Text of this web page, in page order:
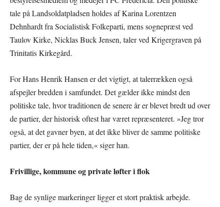
tale på Landsoldatpladsen holdes af Karina Lorentzen
Dehnhardt fra Socialistisk Folkeparti, mens sognepræst ved
Taulov Kirke, Nicklas Buck Jensen, taler ved Krigergraven på
Trinitatis Kirkegård.
For Hans Henrik Hansen er det vigtigt, at talerrækken også
afspejler bredden i samfundet. Det gælder ikke mindst den
politiske tale, hvor traditionen de senere år er blevet bredt ud over
de partier, der historisk oftest har været repræsenteret. »Jeg tror
også, at det gavner byen, at det ikke bliver de samme politiske
partier, der er på hele tiden,« siger han.
Frivillige, kommune og private løfter i flok
Bag de synlige markeringer ligger et stort praktisk arbejde.